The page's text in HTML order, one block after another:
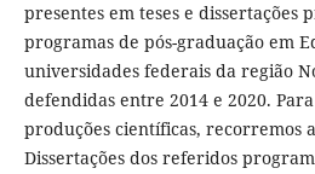
presentes em teses e dissertações
programas de pós-graduação em
universidades federais da região
defendidas entre 2014 e 2020.
produções científicas, recorremos
Dissertações dos referidos